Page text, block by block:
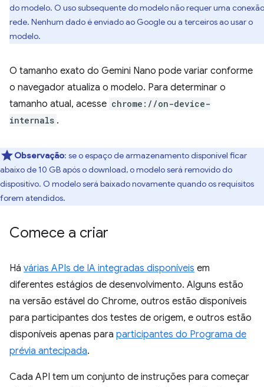
do modelo. O uso subsequente do modelo não requer uma
rede. Nenhum dado é enviado ao Google ou a terceiros ao usar o
modelo.
O tamanho exato do Gemini Nano pode variar conforme
o navegador atualiza o modelo. Para determinar o
tamanho atual, acesse chrome://on-device-
internals .
Observação: se o espaço de armazenamento disponível ficar
abaixo de 10 GB após o download, o modelo será removido do
dispositivo. O modelo será baixado novamente quando os requisitos
forem atendidos.
Comece a criar
Há várias APIs de IA integradas disponíveis em
diferentes estágios de desenvolvimento. Alguns estão
na versão estável do Chrome, outros estão disponíveis
para participantes dos testes de origem, e outros estão
disponíveis apenas para participantes do Programa de
prévia antecipada.
Cada API tem um conjunto de instruções para começar